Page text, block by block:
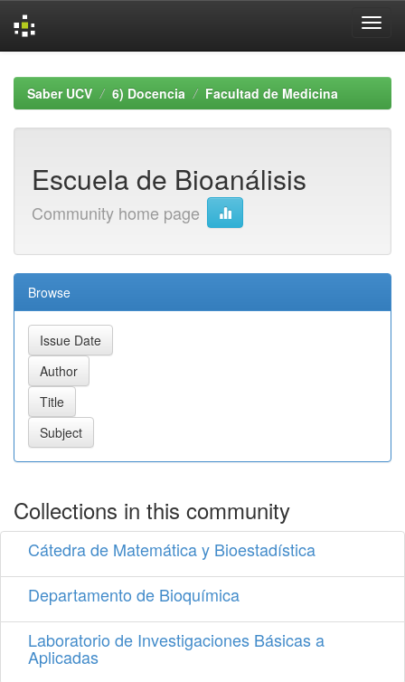
navigationSaber UCV 6) Docencia Facultad de Medicina
Escuela de Bioanálisis
Community home page
Browse
Collections in this community
Cátedra de Matemática y Bioestadística
Departamento de Bioquímica
Laboratorio de Investigaciones Básicas a
Aplicadas